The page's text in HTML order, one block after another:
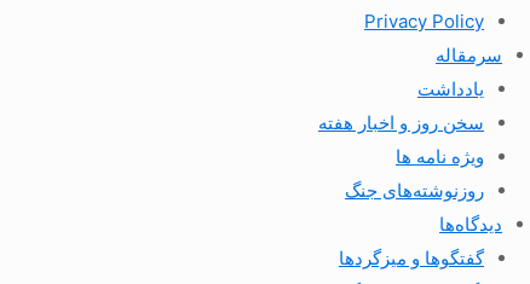
Privacy Policy
سرمقاله
یادداشت
سخن روز و اخبار هفته
ویژه نامه ها
روزنوشته‌های جنگ
دیدگاه‌ها
گفتگوها و میزگردها